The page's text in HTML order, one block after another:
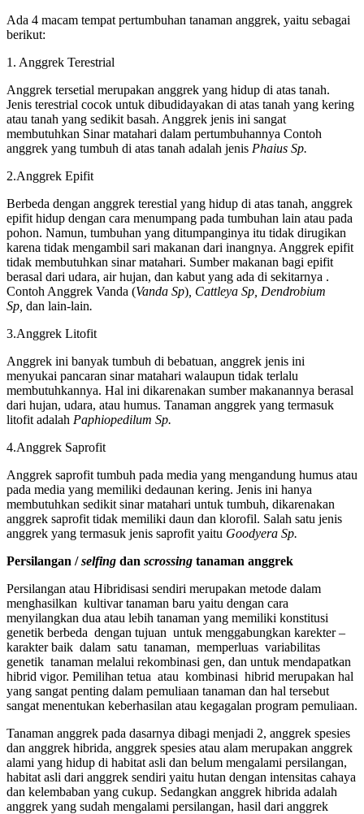
Ada 4 macam tempat pertumbuhan tanaman anggrek, yaitu sebagai
berikut:
1. Anggrek Terestrial
Anggrek tersetial merupakan anggrek yang hidup di atas tanah.
Jenis terestrial cocok untuk dibudidayakan di atas tanah yang kering
atau tanah yang sedikit basah. Anggrek jenis ini sangat
membutuhkan Sinar matahari dalam pertumbuhannya Contoh
anggrek yang tumbuh di atas tanah adalah jenis Phaius Sp.
2.Anggrek Epifit
Berbeda dengan anggrek terestial yang hidup di atas tanah, anggrek
epifit hidup dengan cara menumpang pada tumbuhan lain atau pada
pohon. Namun, tumbuhan yang ditumpanginya itu tidak dirugikan
karena tidak mengambil sari makanan dari inangnya. Anggrek epifit
tidak membutuhkan sinar matahari. Sumber makanan bagi epifit
berasal dari udara, air hujan, dan kabut yang ada di sekitarnya .
Contoh Anggrek Vanda (Vanda Sp) , Cattleya Sp, Dendrobium
Sp, dan lain-lain.
3.Anggrek Litofit
Anggrek ini banyak tumbuh di bebatuan, anggrek jenis ini
menyukai pancaran sinar matahari walaupun tidak terlalu
membutuhkannya. Hal ini dikarenakan sumber makanannya berasal
dari hujan, udara, atau humus. Tanaman anggrek yang termasuk
litofit adalah Paphiopedilum Sp.
4.Anggrek Saprofit
Anggrek saprofit tumbuh pada media yang mengandung humus atau
pada media yang memiliki dedaunan kering. Jenis ini hanya
membutuhkan sedikit sinar matahari untuk tumbuh, dikarenakan
anggrek saprofit tidak memiliki daun dan klorofil. Salah satu jenis
anggrek yang termasuk jenis saprofit yaitu Goodyera Sp.
Persilangan /selfing dan scrossing tanaman anggrek
Persilangan atau Hibridisasi sendiri merupakan metode dalam
menghasilkan kultivar tanaman baru yaitu dengan cara
menyilangkan dua atau lebih tanaman yang memiliki konstitusi
genetik berbeda dengan tujuan untuk menggabungkan karekter –
karakter baik dalam satu tanaman, memperluas variabilitas
genetik tanaman melalui rekombinasi gen, dan untuk mendapatkan
hibrid vigor. Pemilihan tetua atau kombinasi hibrid merupakan hal
yang sangat penting dalam pemuliaan tanaman dan hal tersebut
sangat menentukan keberhasilan atau kegagalan program pemuliaan.
Tanaman anggrek pada dasarnya dibagi menjadi 2, anggrek spesies
dan anggrek hibrida, anggrek spesies atau alam merupakan anggrek
alami yang hidup di habitat asli dan belum mengalami persilangan,
habitat asli dari anggrek sendiri yaitu hutan dengan intensitas cahaya
dan kelembaban yang cukup. Sedangkan anggrek hibrida adalah
anggrek yang sudah mengalami persilangan, hasil dari anggrek